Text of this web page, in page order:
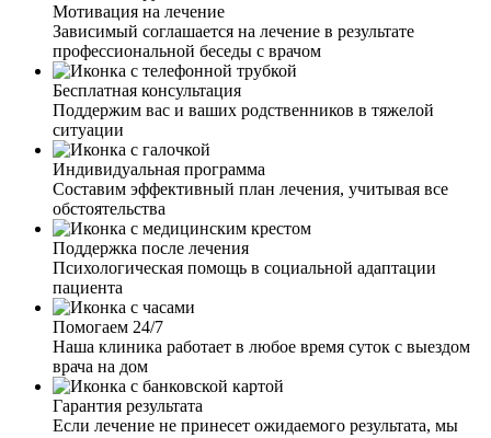
Сложно писать весь тот кошмар, который нам с
супругом пришлось пережить. Наш сын стал плотно
употреблять алкоголь, забросил учебу, пропал интерес к
тренировкам. Усугубило ситуацию и расставание с
девушкой. Два месяца назад моя подруга посоветовала
обратиться к вам. Мы с мужем решили, что надо
попробовать, и позвонили вам. В течение короткого
времени приехали ваши специалисты, провели беседу с
сыном и предложили различные способы лечения. Сын
решил не только отказаться от употребления дома, а
лечь в клинику. Приехав уже к вам, были взяты все
анализы у сына и составлен индивидуальный план
лечения. Сын вот уже полтора месяца не пьет и хочет
возобновить свои тренировки в спорте.
Каждый мой запой переносился все тяжелее и тяжелее.
Огромное спасибо вашей бригаде, приехали в течение
часа. Поставили капельницу и через несколько часов
мне стало лучше, порекомендовали провести процедуру
Мотивация на лечение
Зависимый соглашается на лечение в результате
профессиональной беседы с врачом
Бесплатная консультация
Поддержим вас и ваших родственников в тяжелой
ситуации
Индивидуальная программа
Составим эффективный план лечения, учитывая все
обстоятельства
Поддержка после лечения
Психологическая помощь в социальной адаптации
пациента
Помогаем 24/7
Наша клиника работает в любое время суток с выездом
врача на дом
Гарантия результата
Если лечение не принесет ожидаемого результата, мы